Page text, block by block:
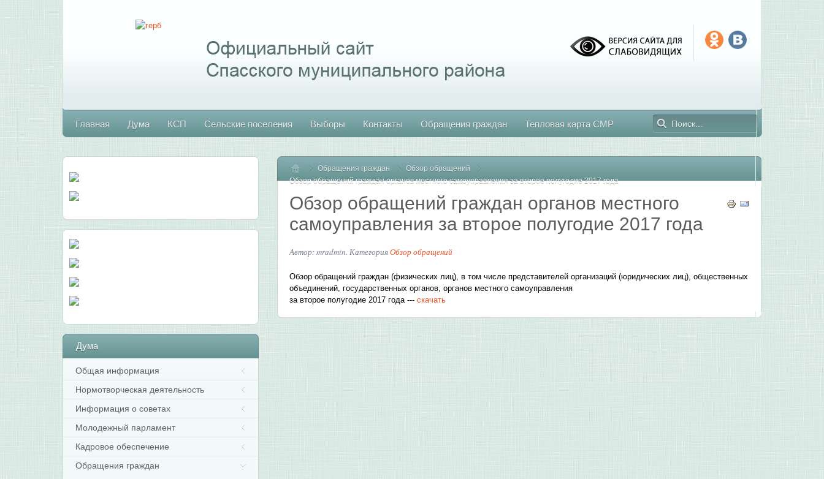
Главная Дума КСП Сельские поселения Выборы Контакты Обращения граждан Тепловая карта СМР
Главная
Обращения граждан
Обзор обращений
Обзор обращений граждан органов местного самоуправления за второе полугодие 2017 года
Обзор обращений граждан органов местного
самоуправления за второе полугодие 2017 года
Автор: mradmin. КатегорияОбзор обращений
Обзор обращений граждан (физических лиц), в том числе представителей организаций (юридических лиц), общественных
объединений, государственных органов, органов местного самоуправления
за второе полугодие 2017 года ---скачать
Дума
Общая информация
Нормотворческая деятельность
Информация о советах
Молодежный парламент
Кадровое обеспечение
Обращения граждан